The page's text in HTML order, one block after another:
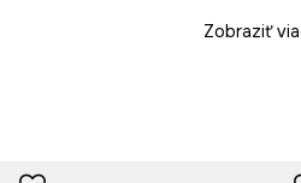
Zobraziť